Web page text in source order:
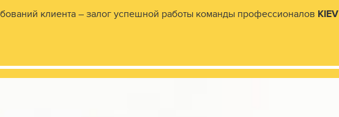
клиента – залог успешной работы команды профессионалов KIEV